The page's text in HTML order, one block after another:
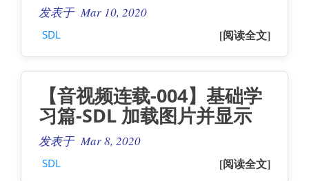
发表于 Mar 10, 2020
[阅读全文]
SDL
【音视频连载-004】基础学
习篇-SDL 加载图片并显示
发表于 Mar 8, 2020
[阅读全文]
SDL